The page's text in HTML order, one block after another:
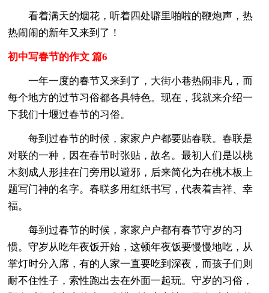
看着满天的烟花，听着四处噼里啪啦的鞭炮声，热
热闹闹的新年又来到了！
初中写春节的作文 篇6
一年一度的春节又来到了，大街小巷热闹非凡，而
每个地方的过节习俗都各具特色。现在，我就来介绍一
下我们十堰过春节的习俗。
每到过春节的时候，家家户户都要贴春联。春联是
对联的一种，因在春节时张贴，故名。最初人们是以桃
木刻成人形挂在门旁用以避邪，后来简化为在桃木板上
题写门神的名字。春联多用红纸书写，代表着吉祥、幸
福。
每到过春节的时候，家家户户都有春节守岁的习
惯。守岁从吃年夜饭开始，这顿年夜饭要慢慢地吃，从
掌灯时分入席，有的人家一直要吃到深夜，而孩子们则
耐不住性子，索性跑出去在外面一起玩。守岁的习俗，